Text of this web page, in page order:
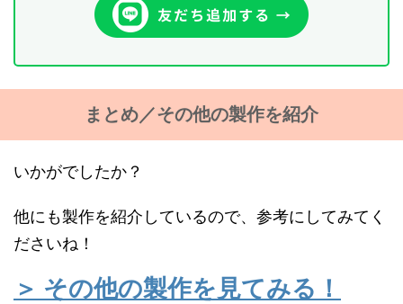
まとめ／その他の製作を紹介
いかがでしたか？
他にも製作を紹介しているので、参考にしてみてく
ださいね！
＞ その他の製作を見てみる！